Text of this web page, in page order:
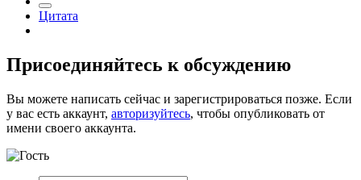
Цитата
Присоединяйтесь к обсуждению
Вы можете написать сейчас и зарегистрироваться позже. Если
у вас есть аккаунт, авторизуйтесь, чтобы опубликовать от
имени своего аккаунта.